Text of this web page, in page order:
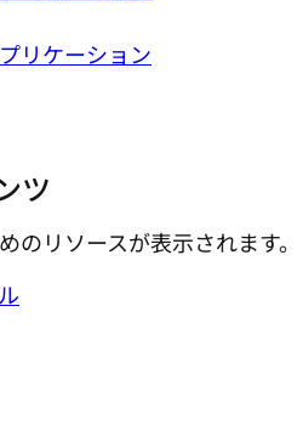
リケーション
ツ
のリソースが表示されます。